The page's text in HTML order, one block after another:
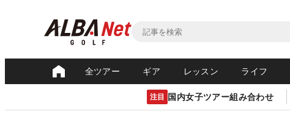
全ツアー ギア レッスン ライフ
注目 国内女子ツアー組み合わせ